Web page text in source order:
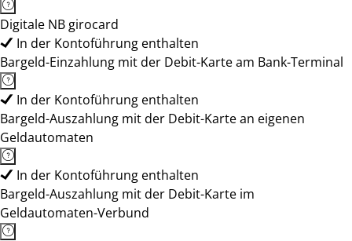
Digitale NB girocard
In der Kontoführung enthalten
Bargeld-Einzahlung mit der Debit-Karte am Bank-Terminal
In der Kontoführung enthalten
Bargeld-Auszahlung mit der Debit-Karte an eigenen
Geldautomaten
In der Kontoführung enthalten
Bargeld-Auszahlung mit der Debit-Karte im
Geldautomaten-Verbund